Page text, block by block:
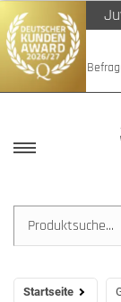
Startseite